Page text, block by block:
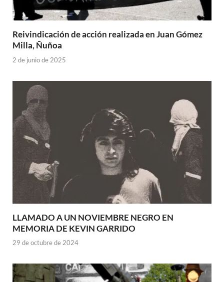
Reivindicación de acción realizada en Juan Gómez
Milla, Ñuñoa
2 de junio de 2025
LLAMADO A UN NOVIEMBRE NEGRO EN
MEMORIA DE KEVIN GARRIDO
29 de octubre de 2024